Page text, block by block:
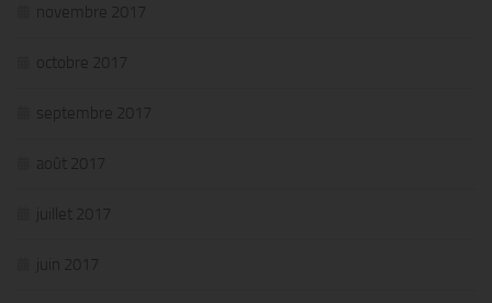
novembre 2017
octobre 2017
septembre 2017
août 2017
juillet 2017
juin 2017